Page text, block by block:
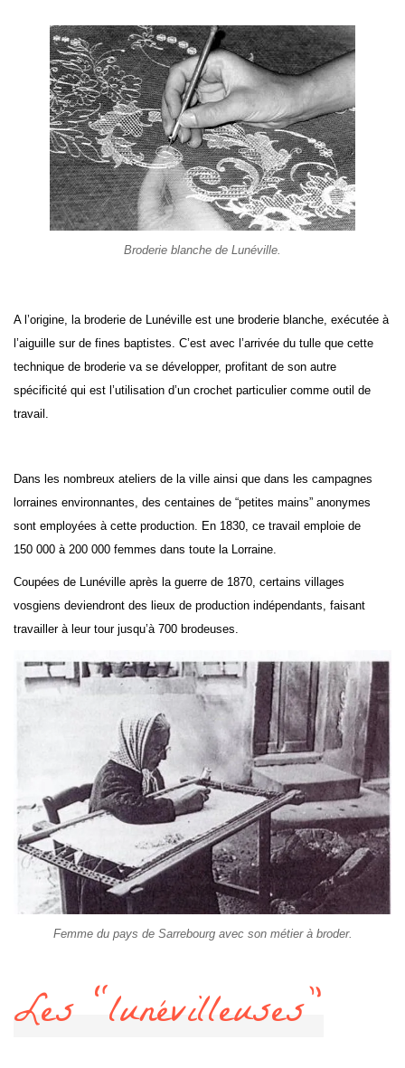
Broderie blanche de Lunéville.
A l’origine, la broderie de Lunéville est une broderie blanche, exécutée à
l’aiguille sur de fines baptistes. C’est avec l’arrivée du tulle que cette
technique de broderie va se développer, profitant de son autre
spécificité qui est l’utilisation d’un crochet particulier comme outil de
travail.
Dans les nombreux ateliers de la ville ainsi que dans les campagnes
lorraines environnantes, des centaines de “petites mains” anonymes
sont employées à cette production. En 1830, ce travail emploie de
150 000 à 200 000 femmes dans toute la Lorraine.
Coupées de Lunéville après la guerre de 1870, certains villages
vosgiens deviendront des lieux de production indépendants, faisant
travailler à leur tour jusqu’à 700 brodeuses.
Femme du pays de Sarrebourg avec son métier à broder.
Les “lunévilleuses”